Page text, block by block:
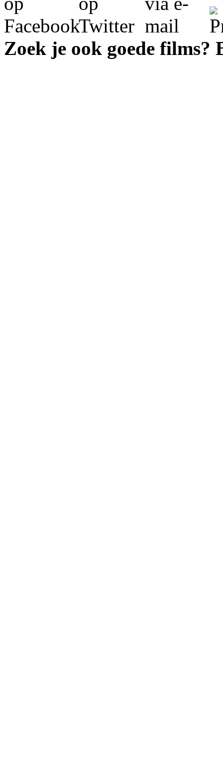
Zoek je ook goede films?